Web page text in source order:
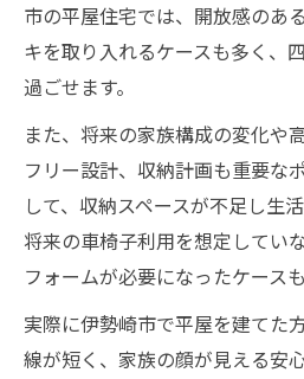
市の平屋住宅では、開放感のあ
キを取り入れるケースも多く、
過ごせます。
また、将来の家族構成の変化や
フリー設計、収納計画も重要な
して、収納スペースが不足し生
将来の車椅子利用を想定してい
フォームが必要になったケースも
実際に伊勢崎市で平屋を建てた
線が短く、家族の顔が見える安